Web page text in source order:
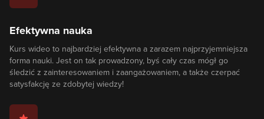
Efektywna nauka
Kurs wideo to najbardziej efektywna a zarazem najprzyjemniejsza
forma nauki. Jest on tak prowadzony, byś cały czas mógł go
śledzić z zainteresowaniem i zaangażowaniem, a także czerpać
satysfakcję ze zdobytej wiedzy!